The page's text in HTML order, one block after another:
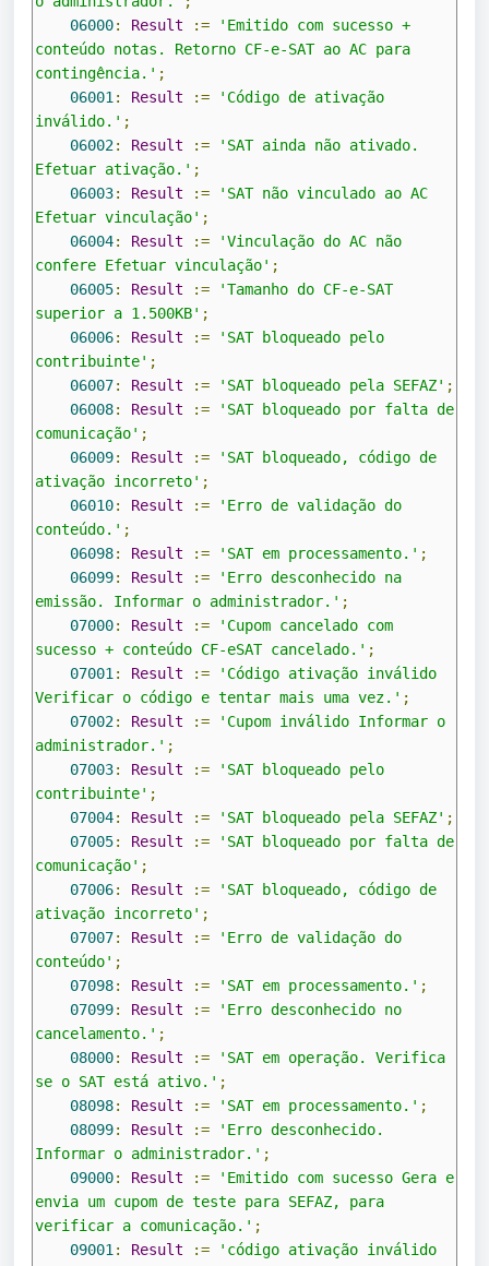
06000: Result :=
'Emitido com sucesso +
conteúdo notas. Retorno CF-e-SAT ao AC para
contingência.' ;
06001 : Result :=
'Código de ativação
inválido.' ;
06002: Result :=
'SAT ainda não ativado.
Efetuar ativação.' ;
06003: Result :=
'SAT não vinculado ao AC
Efetuar vinculação' ;
06004: Result :=
'Vinculação do AC não
confere Efetuar vinculação' ;
06005: Result :=
'Tamanho do CF-e-SAT
superior a 1.500KB' ;
06006: Result :=
'SAT bloqueado pelo
contribuinte' ;
06007: Result := 'SAT bloqueado pela SEFAZ' ;
06008: Result :=
'SAT bloqueado por falta de
comunicação' ;
06009: Result :=
'SAT bloqueado, código de
ativação incorreto' ;
06010: Result :=
'Erro de validação do
conteúdo.' ;
06098: Result := 'SAT em processamento.' ;
06099: Result :=
'Erro desconhecido na
emissão. Informar o administrador.' ;
07000: Result :=
'Cupom cancelado com
sucesso + conteúdo CF-eSAT cancelado.' ;
07001 : Result :=
'Código ativação inválido
Verificar o código e tentar mais uma vez.' ;
07002: Result :=
'Cupom inválido Informar o
administrador.' ;
07003: Result :=
'SAT bloqueado pelo
contribuinte' ;
07004: Result := 'SAT bloqueado pela SEFAZ' ;
07005: Result :=
'SAT bloqueado por falta de
comunicação' ;
07006: Result :=
'SAT bloqueado, código de
ativação incorreto' ;
07007: Result :=
'Erro de validação do
conteúdo' ;
07098: Result := 'SAT em processamento.' ;
07099: Result :=
'Erro desconhecido no
cancelamento.' ;
08000: Result :=
'SAT em operação. Verifica
se o SAT está ativo.' ;
08098: Result := 'SAT em processamento.' ;
08099: Result :=
'Erro desconhecido.
Informar o administrador.' ;
09000: Result :=
'Emitido com sucesso Gera e
envia um cupom de teste para SEFAZ, para
verificar a comunicação.' ;
09001 : Result :=
'código ativação inválido